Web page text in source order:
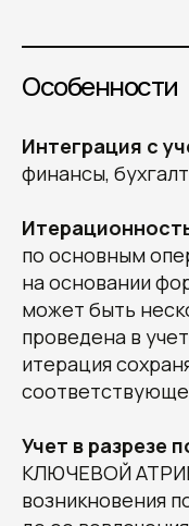
Особенности
Интеграция с
финансы,
по основным
на основании
может быть
проведена в
итерация
Учет в разрезе
КЛЮЧЕВОЙ
возникновения
Получите наши
рекомендации,